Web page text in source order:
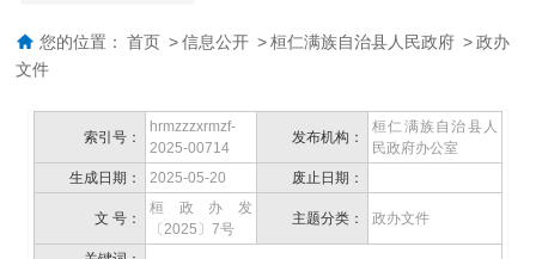
您的位置： 首页 > 信息公开 > 桓仁满族自治县人民政府 > 政办
文件
索引号：
hrmzzzxrmzf-
2025-00714
发布机构：
桓仁满族自治县人
民政府办公室
生成日期：
2025-05-20 废止日期：
文 号：
桓政办发
〔2025〕7号
主题分类： 政办文件